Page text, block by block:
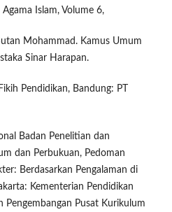
Agama Islam, Volume 6,
Mohammad. Kamus Umum
Sinar Harapan.
Pendidikan, Bandung: PT
Badan Penelitian dan
dan Perbukuan, Pedoman
Berdasarkan Pengalaman di
Kementerian Pendidikan
Pengembangan Pusat Kurikulum